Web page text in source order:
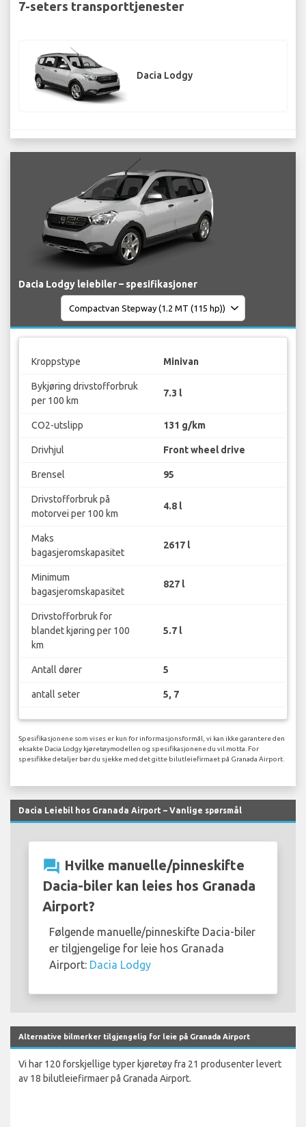
7-seters transporttjenester
Dacia Lodgy
Dacia Lodgy leiebiler – spesifikasjoner
Kroppstype Minivan
Bykjøring drivstofforbruk
per 100 km
7.3 l
CO2-utslipp 131 g/km
Drivhjul Front wheel drive
Brensel 95
Drivstofforbruk på
motorvei per 100 km
4.8 l
Maks
bagasjeromskapasitet
2617 l
Minimum
bagasjeromskapasitet
827 l
Drivstofforbruk for
blandet kjøring per 100
km
5.7 l
Antall dører 5
antall seter 5, 7
Spesifikasjonene som vises er kun for informasjonsformål, vi kan ikke garantere den
eksakte Dacia Lodgy kjøretøymodellen og spesifikasjonene du vil motta. For
spesifikke detaljer bør du sjekke med det gitte bilutleiefirmaet på Granada Airport.
Dacia Leiebil hos Granada Airport – Vanlige spørsmål
question_answer Hvilke manuelle/pinneskifte
Dacia-biler kan leies hos Granada
Airport?
Følgende manuelle/pinneskifte Dacia-biler
er tilgjengelige for leie hos Granada
Airport: Dacia Lodgy
Alternative bilmerker tilgjengelig for leie på Granada Airport
Vi har 120 forskjellige typer kjøretøy fra 21 produsenter levert
av 18 bilutleiefirmaer på Granada Airport.